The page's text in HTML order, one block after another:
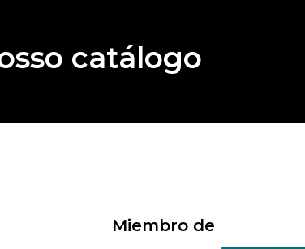
catálogo
Miembro de